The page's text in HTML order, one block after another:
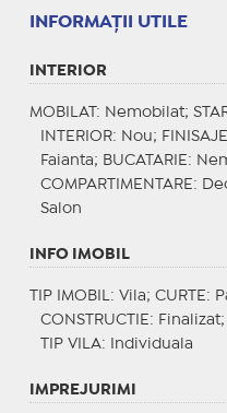
INFORMAŢII UTILE
INTERIOR
MOBILAT : Nemobilat;
INTERIOR: Nou; FINISAJE
Faianta; BUCATARIE :
COMPARTIMENTARE :
Salon
INFO IMOBIL
TIP IMOBIL : Vila; CURTE :
CONSTRUCTIE : Finalizat;
TIP VILA: Individuala
IMPREJURIMI